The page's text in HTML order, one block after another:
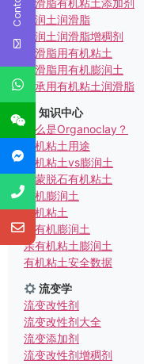
润滑脂有机粘土添加剂
膨润土润滑脂
膨润土润滑脂增稠剂
润滑脂用有机粘土
润滑脂用有机膨润土
轴承用有机粘土润滑脂
知识中心
什么是Organoclay？
有机粘土用途
有机粘土vs膨润土
锂蒙脱石有机粘土
有机膨润土
有机粘土
亲有机膨润土
亲有机粘土膨润土
有机粘土安全数据
流变学
流变改性剂
流变改性剂大全
流变添加剂
流变改性剂增稠剂